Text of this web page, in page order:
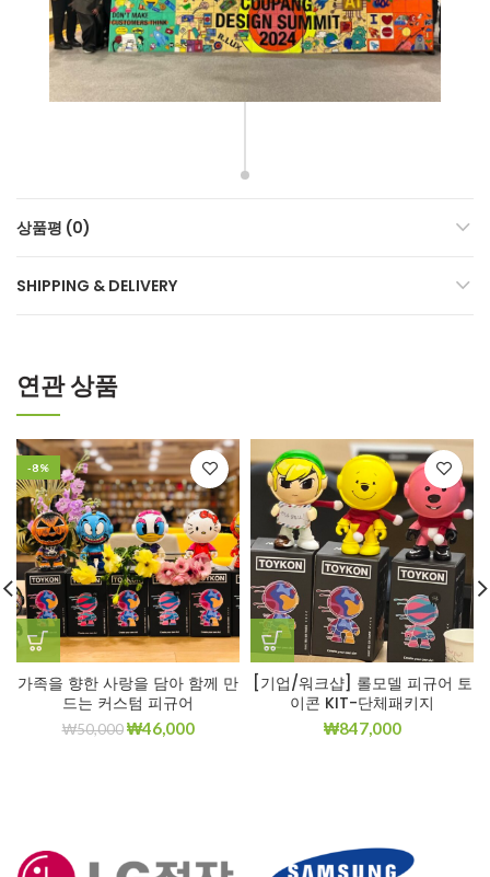
상품평 (0)
SHIPPING & DELIVERY
연관 상품
-8%
가족을 향한 사랑을 담아 함께 만
드는 커스텀 피규어
₩50,000 ₩46,000
[기업/워크샵] 롤모델 피규어 토
이콘 KIT-단체패키지
₩847,000